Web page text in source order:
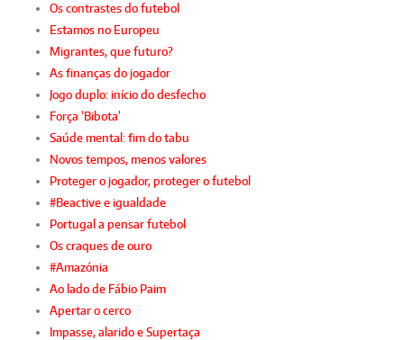
Os contrastes do futebol
Estamos no Europeu
Migrantes, que futuro?
As finanças do jogador
Jogo duplo: início do desfecho
Força ‘Bibota’
Saúde mental: fim do tabu
Novos tempos, menos valores
Proteger o jogador, proteger o futebol
#Beactive e igualdade
Portugal a pensar futebol
Os craques de ouro
#Amazónia
Ao lado de Fábio Paim
Apertar o cerco
Impasse, alarido e Supertaça